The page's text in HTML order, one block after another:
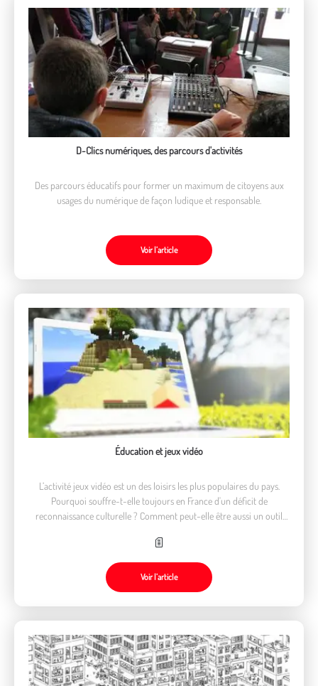
D-Clics numériques, des parcours d'activités
Des parcours éducatifs pour former un maximum de citoyens aux
usages du numérique de façon ludique et responsable.
Voir l’article
Éducation et jeux vidéo
L’activité jeux vidéo est un des loisirs les plus populaires du pays.
Pourquoi souffre-t-elle toujours en France d'un déficit de
reconnaissance culturelle ? Comment peut-elle être aussi un outil
Voir l’article